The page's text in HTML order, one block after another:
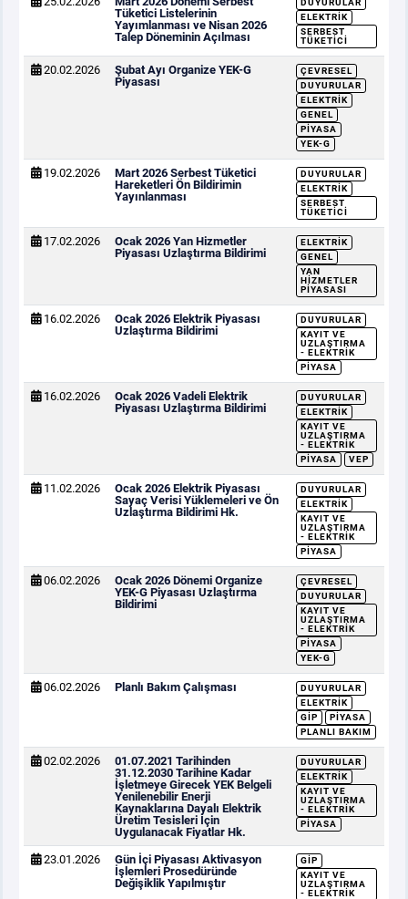
Tüketici Listelerinin
Yayımlanması ve Nisan 2026
Talep Döneminin Açılması
DUYURULAR
ELEKTRIK
SERBEST
TÜKETICI
20.02.2026
Şubat Ayı Organize YEK-G
Piyasası
ÇEVRESEL
DUYURULAR
ELEKTRIK
GENEL
PIYASA
YEK-G
19.02.2026
Mart 2026 Serbest Tüketici
Hareketleri Ön Bildirimin
Yayınlanması
DUYURULAR
ELEKTRIK
SERBEST
TÜKETICI
17.02.2026
Ocak 2026 Yan Hizmetler
Piyasası Uzlaştırma Bildirimi
ELEKTRIK
GENEL
YAN
HIZMETLER
PIYASASI
16.02.2026
Ocak 2026 Elektrik Piyasası
Uzlaştırma Bildirimi
DUYURULAR
KAYIT VE
UZLAŞTIRMA
- ELEKTRIK
PIYASA
16.02.2026
Ocak 2026 Vadeli Elektrik
Piyasası Uzlaştırma Bildirimi
DUYURULAR
ELEKTRIK
KAYIT VE
UZLAŞTIRMA
- ELEKTRIK
PIYASA
VEP
11.02.2026
Ocak 2026 Elektrik Piyasası
Sayaç Verisi Yüklemeleri ve Ön
Uzlaştırma Bildirimi Hk.
DUYURULAR
ELEKTRIK
KAYIT VE
UZLAŞTIRMA
- ELEKTRIK
PIYASA
06.02.2026
Ocak 2026 Dönemi Organize
YEK-G Piyasası Uzlaştırma
Bildirimi
ÇEVRESEL
DUYURULAR
KAYIT VE
UZLAŞTIRMA
- ELEKTRIK
PIYASA
YEK-G
06.02.2026 Planlı Bakım Çalışması
DUYURULAR
ELEKTRIK
GİP
PIYASA
PLANLI BAKIM
02.02.2026
01.07.2021 Tarihinden
31.12.2030 Tarihine Kadar
İşletmeye Girecek YEK Belgeli
Yenilenebilir Enerji
Kaynaklarına Dayalı Elektrik
Üretim Tesisleri İçin
Uygulanacak Fiyatlar Hk.
DUYURULAR
ELEKTRIK
KAYIT VE
UZLAŞTIRMA
- ELEKTRIK
PIYASA
23.01.2026
Gün İçi Piyasası Aktivasyon
İşlemleri Prosedüründe
Değişiklik Yapılmıştır
GİP
KAYIT VE
UZLAŞTIRMA
- ELEKTRIK